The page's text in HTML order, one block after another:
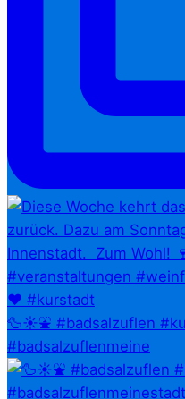
🦆☀️⛲ #badsalzuflen
#badsalzuflenmeine